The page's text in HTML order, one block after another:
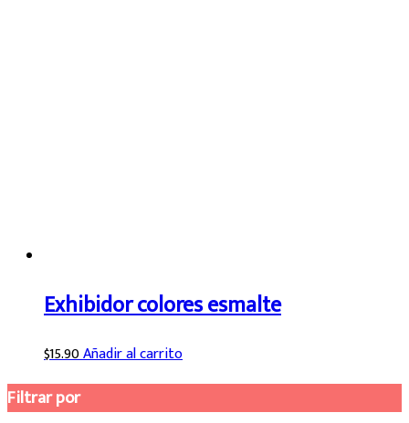
Exhibidor colores esmalte
$15.90Añadir al carrito
Filtrar por